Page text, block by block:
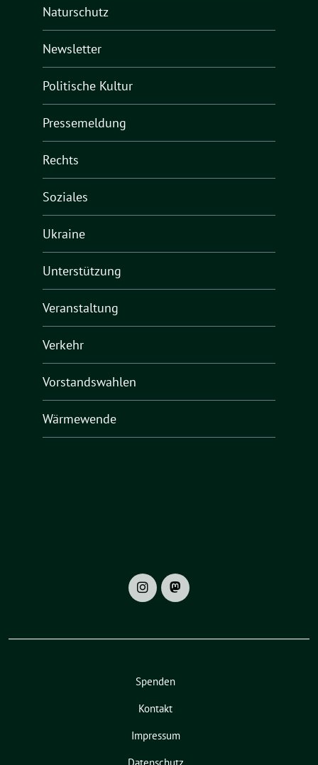
Naturschutz
Newsletter
Politische Kultur
Pressemeldung
Rechts
Soziales
Ukraine
Unterstützung
Veranstaltung
Verkehr
Vorstandswahlen
Wärmewende
Spenden
Kontakt
Impressum